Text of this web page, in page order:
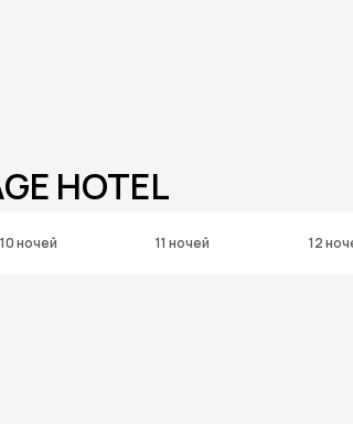
HOTEL
10 ночей 11 ночей 12